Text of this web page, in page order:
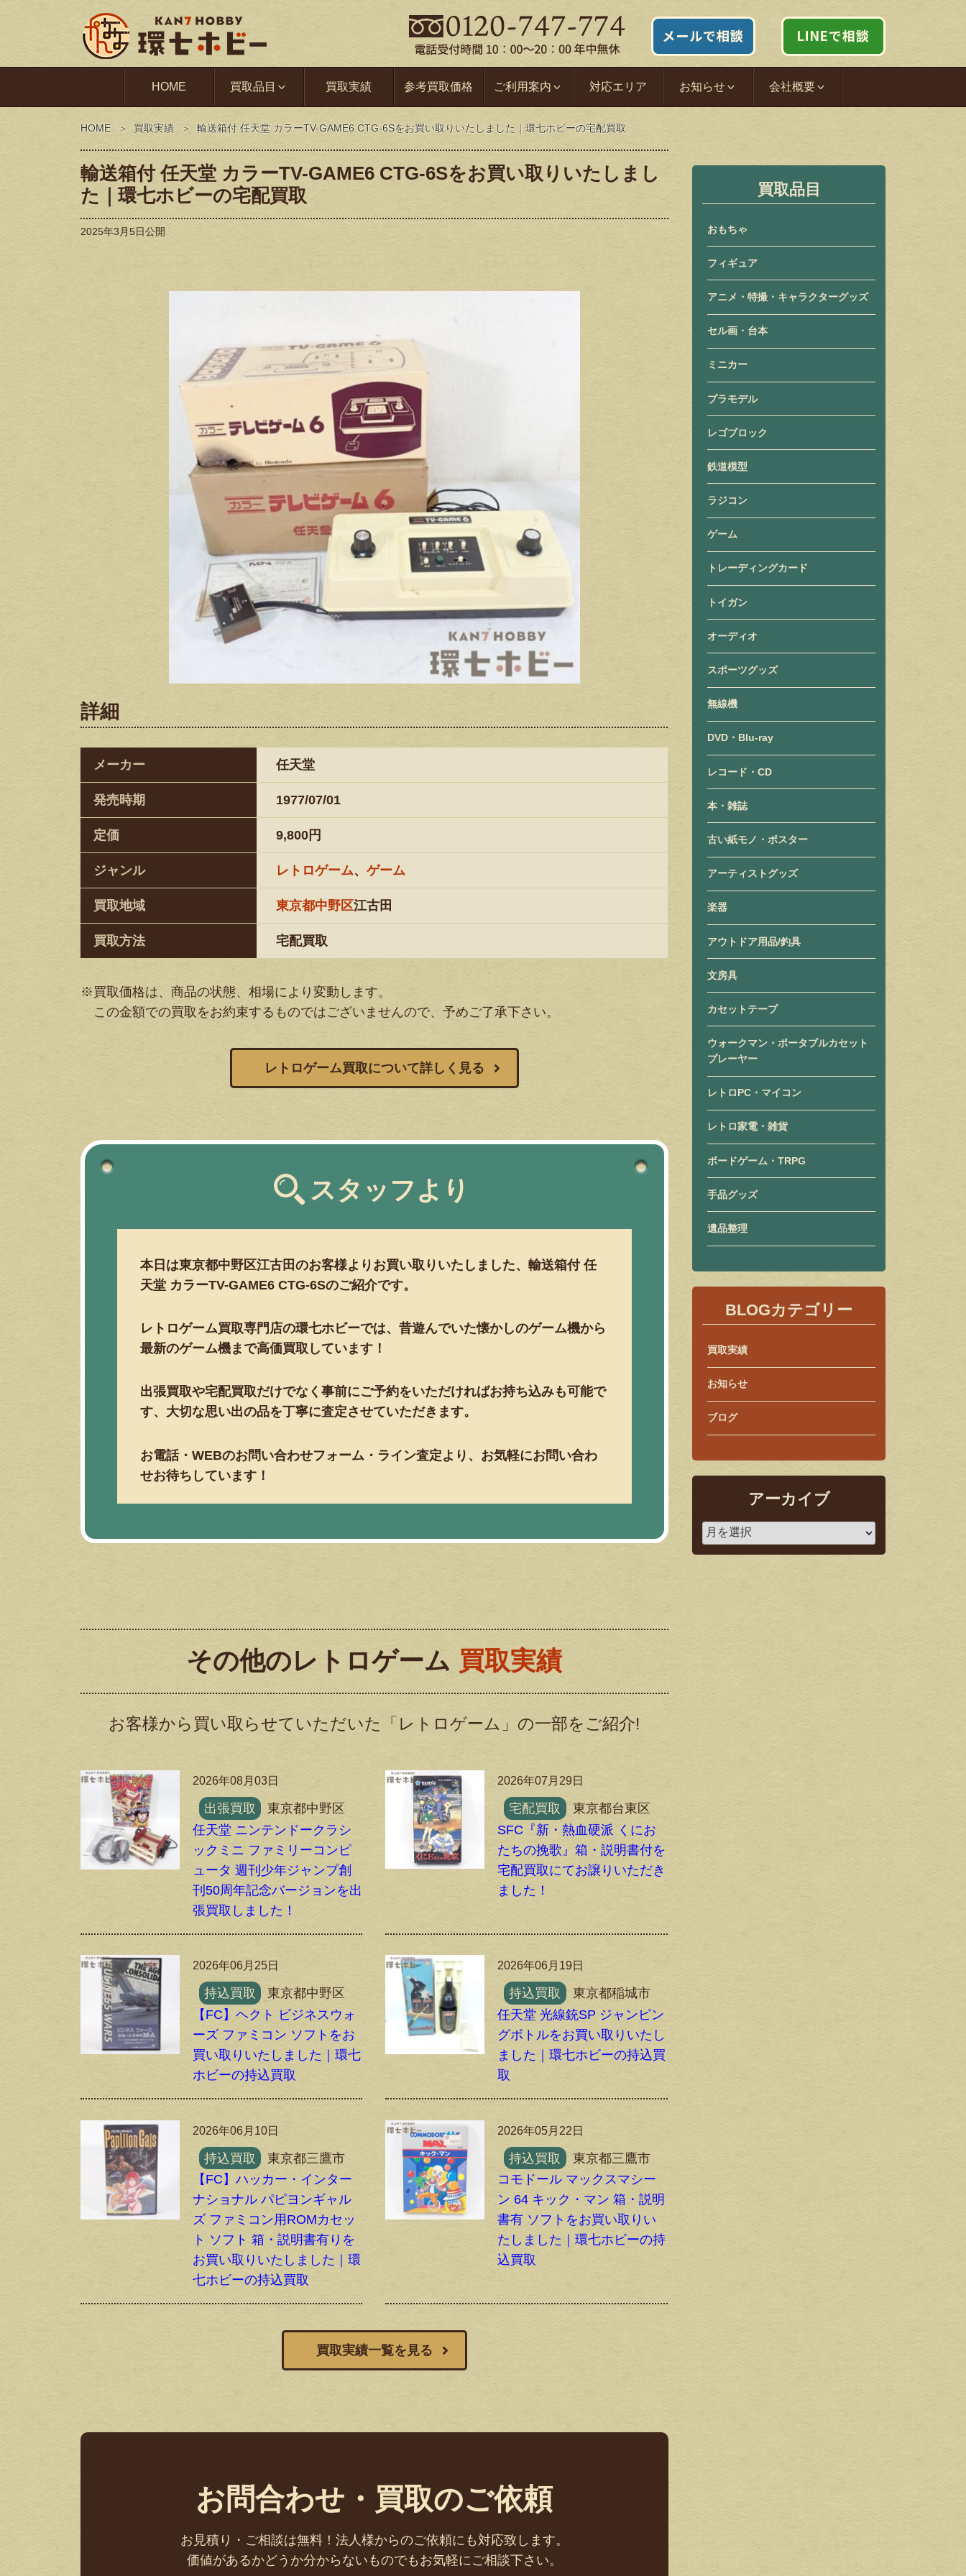
HOME 買取品目 買取実績 参考買取価格 ご利用案内 対応エリア お知らせ 会社概要
HOME 買取実績 輸送箱付 任天堂 カラーTV-GAME6 CTG-6Sをお買い取りいたしました｜環七ホビーの宅配買取
輸送箱付 任天堂 カラーTV-GAME6 CTG-6Sをお買い取りいたしまし
た｜環七ホビーの宅配買取
2025年3月5日公開
詳細
メーカー 任天堂
発売時期 1977/07/01
定価 9,800円
ジャンル レトロゲーム、 ゲーム
買取地域 東京都中野区江古田
買取方法 宅配買取
※買取価格は、商品の状態、相場により変動します。
この金額での買取をお約束するものではございませんので、予めご了承下さい。
レトロゲーム買取について詳しく見る
スタッフより
本日は東京都中野区江古田のお客様よりお買い取りいたしました、輸送箱付 任
天堂 カラーTV-GAME6 CTG-6Sのご紹介です。
レトロゲーム買取専門店の環七ホビーでは、昔遊んでいた懐かしのゲーム機から
最新のゲーム機まで高価買取しています！
出張買取や宅配買取だけでなく事前にご予約をいただければお持ち込みも可能で
す、大切な思い出の品を丁寧に査定させていただきます。
お電話・WEBのお問い合わせフォーム・ライン査定より、お気軽にお問い合わ
せお待ちしています！
その他のレトロゲーム 買取実績
お客様から買い取らせていただいた「レトロゲーム」の一部をご紹介!
2026年08月03日
出張買取
東京都中野区
任天堂 ニンテンドークラシ
ックミニ ファミリーコンピ
ュータ 週刊少年ジャンプ創
刊50周年記念バージョンを出
張買取しました！
2026年07月29日
宅配買取
東京都台東区
SFC『新・熱血硬派 くにお
たちの挽歌』箱・説明書付を
宅配買取にてお譲りいただき
ました！
2026年06月25日
持込買取
東京都中野区
【FC】ヘクト ビジネスウォ
ーズ ファミコン ソフトをお
買い取りいたしました｜環七
ホビーの持込買取
2026年06月19日
持込買取
東京都稲城市
任天堂 光線銃SP ジャンピン
グボトルをお買い取りいたし
ました｜環七ホビーの持込買
取
2026年06月10日
持込買取
東京都三鷹市
【FC】ハッカー・インター
ナショナル パピヨンギャル
ズ ファミコン用ROMカセッ
ト ソフト 箱・説明書有りを
お買い取りいたしました｜環
七ホビーの持込買取
2026年05月22日
持込買取
東京都三鷹市
コモドール マックスマシー
ン 64 キック・マン 箱・説明
書有 ソフトをお買い取りい
たしました｜環七ホビーの持
込買取
買取実績一覧を見る
お問合わせ・買取のご依頼
お見積り・ご相談は無料！法人様からのご依頼にも対応致します。
価値があるかどうか分からないものでもお気軽にご相談下さい。
買取品目
おもちゃ
フィギュア
アニメ・特撮・キャラクターグッズ
セル画・台本
ミニカー
プラモデル
レゴブロック
鉄道模型
ラジコン
ゲーム
トレーディングカード
トイガン
オーディオ
スポーツグッズ
無線機
DVD・Blu-ray
レコード・CD
本・雑誌
古い紙モノ・ポスター
アーティストグッズ
楽器
アウトドア用品/釣具
文房具
カセットテープ
ウォークマン・ポータブルカセット
プレーヤー
レトロPC・マイコン
レトロ家電・雑貨
ボードゲーム・TRPG
手品グッズ
遺品整理
BLOGカテゴリー
買取実績
お知らせ
ブログ
アーカイブ